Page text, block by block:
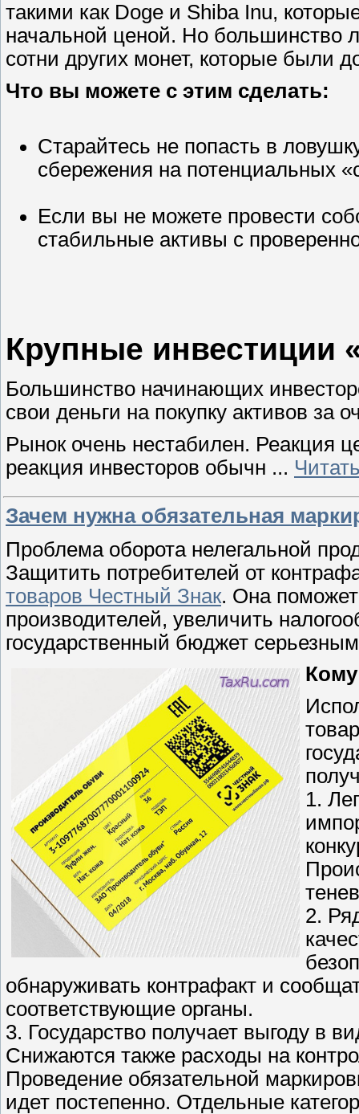
такими как Doge и Shiba Inu,
начальной ценой. Но большинство
сотни других монет, которые были
Что вы можете с этим сделать:
Старайтесь не попасть в
сбережения на потенциальных
Если вы не можете провести
стабильные активы с
Крупные инвестиции
Большинство начинающих
свои деньги на покупку активов за
Рынок очень нестабилен. Реакция
реакция инвесторов обычн ...
Зачем нужна обязательная
Проблема оборота нелегальной
Защитить потребителей от
товаров Честный Знак. Она
производителей, увеличить
государственный бюджет
1.
2.
обнаруживать контрафакт и
соответствующие органы.
3. Государство получает выгоду в
Снижаются также расходы на
Проведение обязательной
идет постепенно. Отдельные